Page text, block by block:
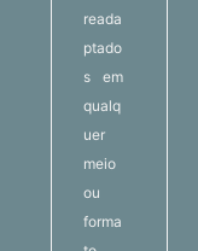
reada
ptado
s em
qualq
uer
meio
ou
forma